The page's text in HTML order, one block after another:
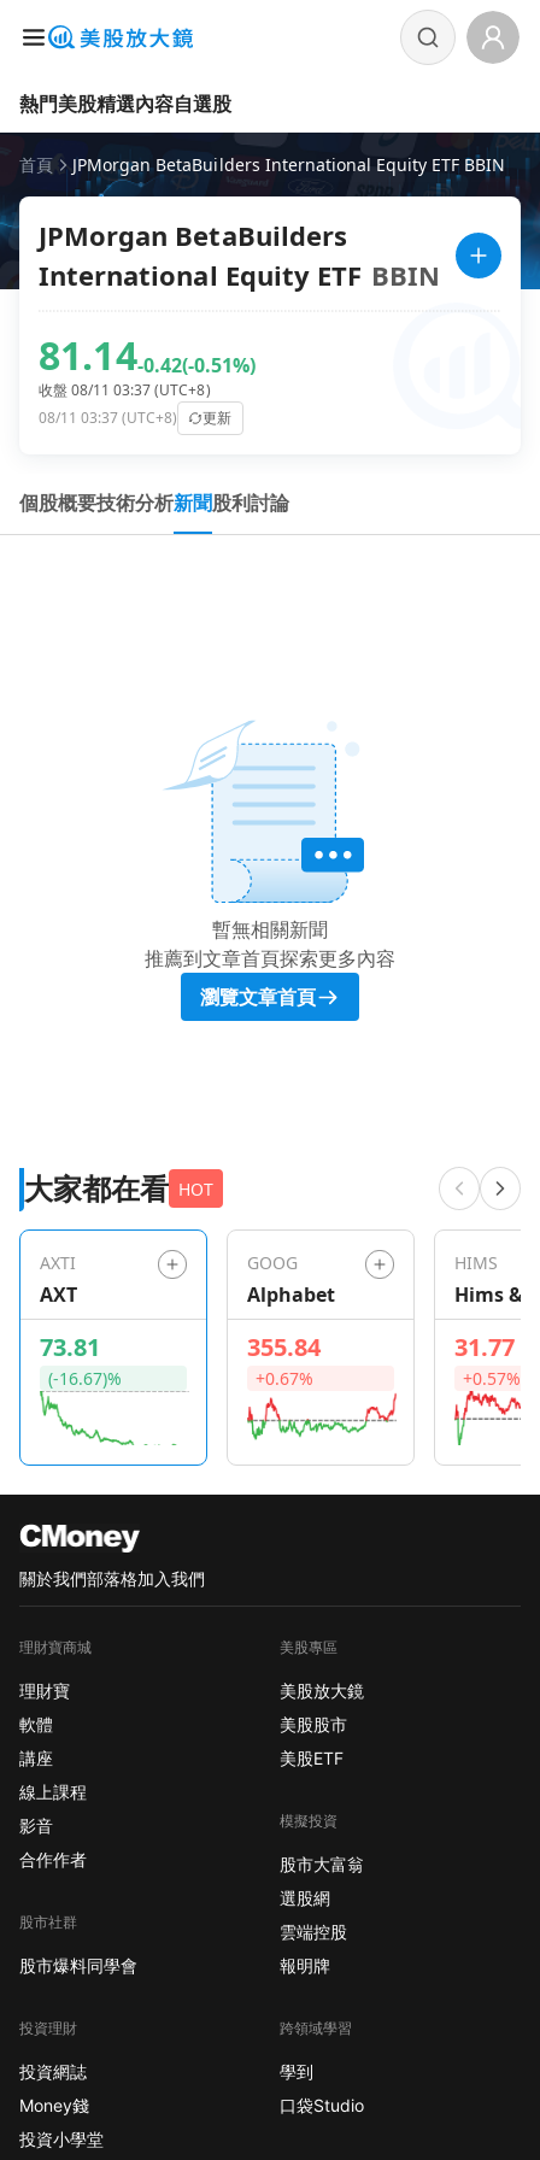
熱門美股精選內容自選股
首頁 JPMorgan BetaBuilders International Equity ETF BBIN
JPMorgan BetaBuilders
International Equity ETF BBIN
81.14-0.42(-0.51%)
收盤 08/11 03:37 (UTC+8)
08/11 03:37 (UTC+8)
更新
個股概要技術分析新聞股利討論
暫無相關新聞
推薦到文章首頁探索更多內容
瀏覽文章首頁
大家都在看 HOT
AXTI
AXT
73.81
(-16.67)%
GOOG
Alphabet
355.84
+0.67%
HIMS
Hims &
Health
31.77
+0.57%
關於我們部落格加入我們
理財寶商城
理財寶
軟體
講座
線上課程
影音
合作作者
股市社群
股市爆料同學會
投資理財
投資網誌
Money錢
投資小學堂
美股專區
美股放大鏡
美股股市
美股ETF
模擬投資
股市大富翁
選股網
雲端控股
報明牌
跨領域學習
學到
口袋Studio